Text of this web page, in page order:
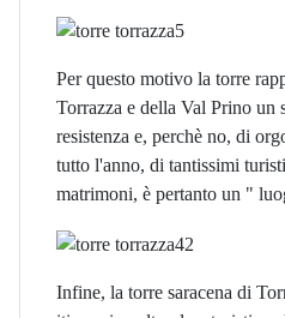
Per questo motivo la torre
Torrazza e della Val Prino un
resistenza e, perchè no, di
tutto l'anno, di tantissimi
matrimoni, è pertanto un "
Infine, la torre saracena di